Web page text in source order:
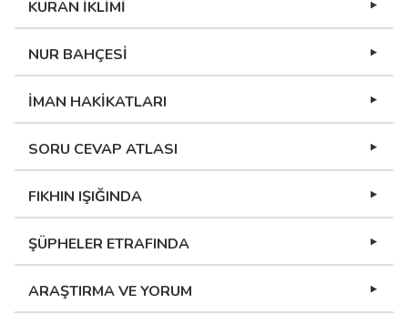
KURAN İKLİMİ
NUR BAHÇESİ
İMAN HAKİKATLARI
SORU CEVAP ATLASI
FIKHIN IŞIĞINDA
ŞÜPHELER ETRAFINDA
ARAŞTIRMA VE YORUM